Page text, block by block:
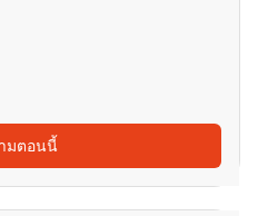
มตอนนี้
5